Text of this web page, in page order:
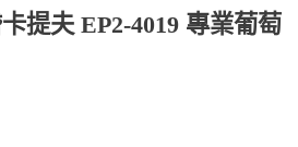
提夫 EP2-4019 專業葡萄